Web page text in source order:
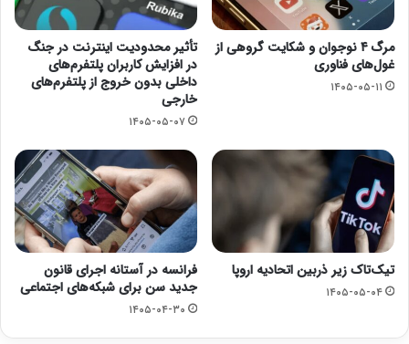
مرگ ۴ نوجوان و شکایت گروهی از
غول‌های فناوری
۱۴۰۵-۰۵-۱۱
تأثیر محدودیت اینترنت در جنگ
در افزایش کاربران پلتفرم‌های
داخلی بدون خروج از پلتفرم‌های
خارجی
۱۴۰۵-۰۵-۰۷
تیک‌تاک زیر ذربین اتحادیه اروپا
۱۴۰۵-۰۵-۰۴
فرانسه در آستانه اجرای قانون
جدید سن برای شبکه‌های اجتماعی
۱۴۰۵-۰۴-۳۰